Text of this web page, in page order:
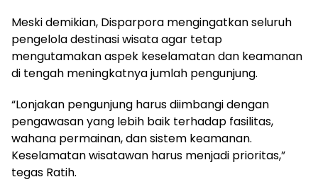
Meski demikian, Disparpora mengingatkan seluruh
pengelola destinasi wisata agar tetap
mengutamakan aspek keselamatan dan keamanan
di tengah meningkatnya jumlah pengunjung.
“Lonjakan pengunjung harus diimbangi dengan
pengawasan yang lebih baik terhadap fasilitas,
wahana permainan, dan sistem keamanan.
Keselamatan wisatawan harus menjadi prioritas,”
tegas Ratih.